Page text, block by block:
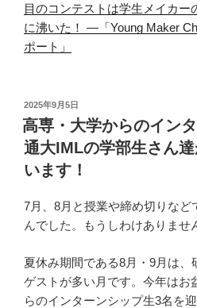
目のコンテストは学生メイカー
に沸いた！ ―「Young Maker
ポート」
投
稿
日:
2025年9月5日
高専・大学からのイン
通大IMLの学部生さん
います！
7月、8月と授業や締め切りなど
んでした。もうしわけありませ
夏休み期間である8月・9月は
ゲストが多い月です。今年はお
らのインターンシップ生3名を